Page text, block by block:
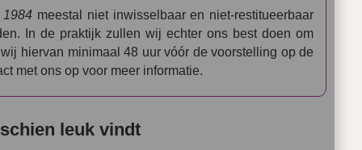
1984meestal niet inwisselbaar en niet-restitueerbaar
In de praktijk zullen wij echter ons best doen om
hiervan minimaal 48 uur vóór de voorstelling op de
met ons op voor meer informatie.
leuk vindt